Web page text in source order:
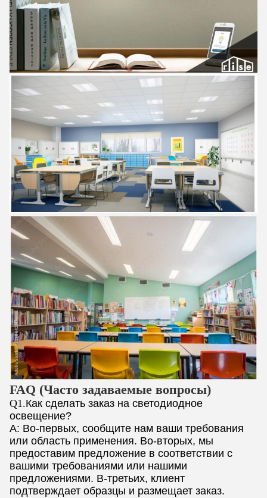
FAQ (Часто задаваемые вопросы)
Q1.Как сделать заказ на светодиодное
освещение?
A: Во-первых, сообщите нам ваши требования
или область применения. Во-вторых, мы
предоставим предложение в соответствии с
вашими требованиями или нашими
предложениями. В-третьих, клиент
подтверждает образцы и размещает заказ.